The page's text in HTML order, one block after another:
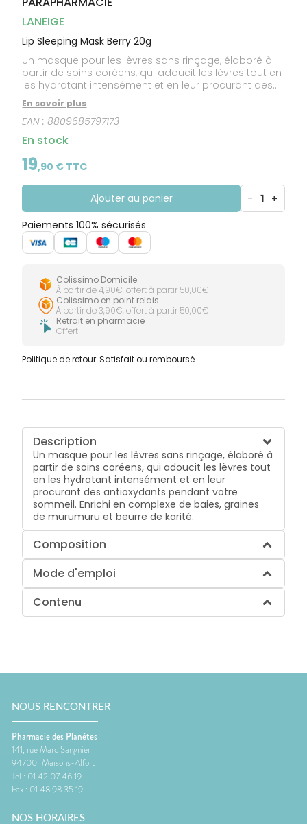
sèches
Sprays
Bains de
Gencives
LANEIGE
Lip Sleeping Mask Berry 20g
Un masque pour les lèvres sans rinçage, élaboré à
partir de soins coréens, qui adoucit les lèvres tout en
les hydratant intensément et en leur procurant des
antioxydants pendant votre sommeil. Enrichi en
complexe de baies, graines de murumuru et beurre
de karité.
En savoir plus
EAN :8809685797173
En stock
19,90 € TTC
Ajouter au panier - 1 +
Paiements 100% sécurisés
Colissimo Domicile
À partir de 4,90€, offert à partir 50,00€
Colissimo en point relais
À partir de 3,90€, offert à partir 50,00€
Retrait en pharmacie
Offert
Politique de retour Satisfait ou remboursé
Description
Un masque pour les lèvres sans rinçage, élaboré à
partir de soins coréens, qui adoucit les lèvres tout
en les hydratant intensément et en leur
procurant des antioxydants pendant votre
sommeil. Enrichi en complexe de baies, graines
de murumuru et beurre de karité.
Composition
Mode d'emploi
Contenu
NOUS RENCONTRER
Pharmacie des Planètes
141, rue Marc Sangnier
94700 Maisons-Alfort
Tel : 01 42 07 46 19
Fax : 01 48 98 35 19
NOS HORAIRES